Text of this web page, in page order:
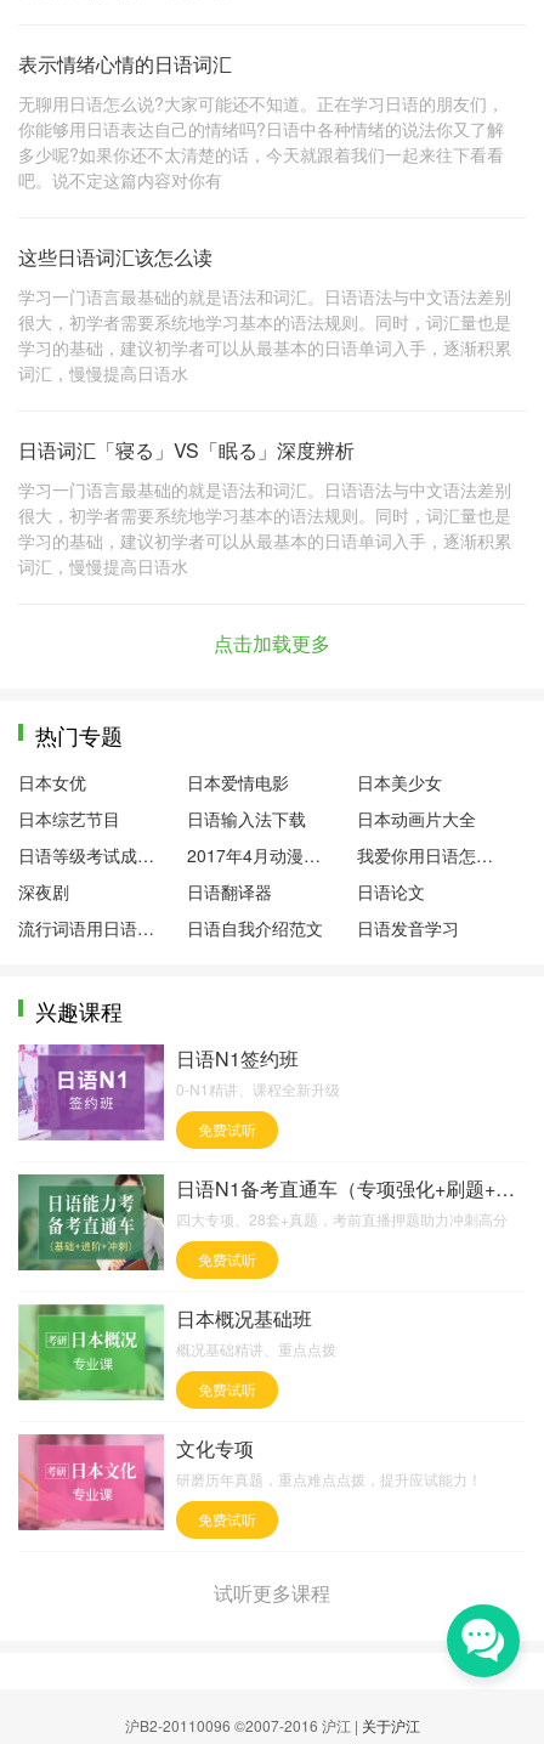
表示情绪心情的日语词汇
无聊用日语怎么说?大家可能还不知道。正在学习日语的朋友们，
你能够用日语表达自己的情绪吗?日语中各种情绪的说法你又了解
多少呢?如果你还不太清楚的话，今天就跟着我们一起来往下看看
吧。说不定这篇内容对你有
这些日语词汇该怎么读
学习一门语言最基础的就是语法和词汇。日语语法与中文语法差别
很大，初学者需要系统地学习基本的语法规则。同时，词汇量也是
学习的基础，建议初学者可以从最基本的日语单词入手，逐渐积累
词汇，慢慢提高日语水
日语词汇「寝る」VS「眠る」深度辨析
学习一门语言最基础的就是语法和词汇。日语语法与中文语法差别
很大，初学者需要系统地学习基本的语法规则。同时，词汇量也是
学习的基础，建议初学者可以从最基本的日语单词入手，逐渐积累
词汇，慢慢提高日语水
点击加载更多
热门专题
日本女优 日本爱情电影
日本美少女
日本综艺节目
日语输入法下载
日本动画片大全
日语等级考试成绩查询
2017年4月动漫新番
我爱你用日语怎么说
深夜剧
日语翻译器
日语论文
流行词语用日语怎么说
日语自我介绍范文 日语发音学习
兴趣课程
日语N1签约班
0-N1精讲、课程全新升级
免费试听
日语N1备考直通车（专项强化+刷题+直播押题）
四大专项、28套+真题，考前直播押题助力冲刺高分
免费试听
日本概况基础班
概况基础精讲、重点点拨
免费试听
文化专项
研磨历年真题，重点难点点拨，提升应试能力！
免费试听
试听更多课程
沪B2-20110096 ©2007-2016 沪江 | 关于沪江